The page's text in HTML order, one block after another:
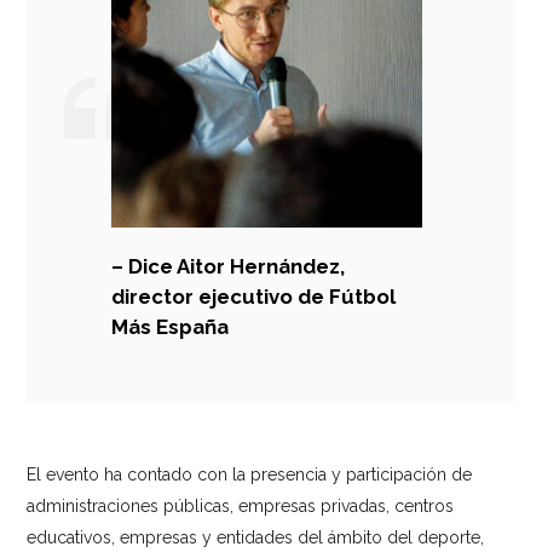
– Dice Aitor Hernández,
director ejecutivo de Fútbol
Más España
El evento ha contado con la presencia y participación de
administraciones públicas, empresas privadas, centros
educativos, empresas y entidades del ámbito del deporte,